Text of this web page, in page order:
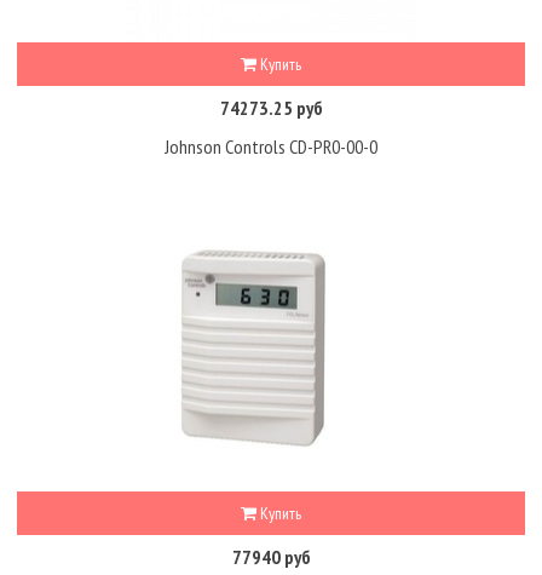
Купить
74273.25 руб
Johnson Controls CD-PR0-00-0
Купить
77940 руб